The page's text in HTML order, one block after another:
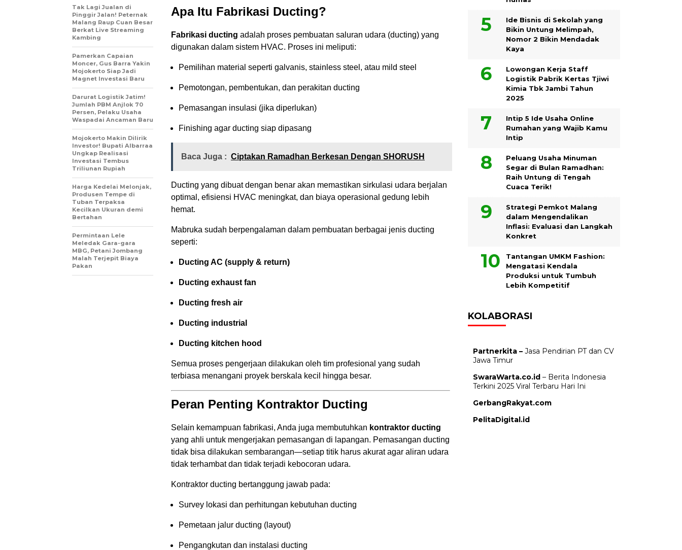
Apa Itu Fabrikasi Ducting?
Fabrikasi ducting adalah proses pembuatan saluran udara (ducting) yang
digunakan dalam sistem HVAC. Proses ini meliputi:
Pemilihan material seperti galvanis, stainless steel, atau mild steel
Pemotongan, pembentukan, dan perakitan ducting
Pemasangan insulasi (jika diperlukan)
Finishing agar ducting siap dipasang
Baca Juga : Ciptakan Ramadhan Berkesan Dengan SHORUSH
Ducting yang dibuat dengan benar akan memastikan sirkulasi udara berjalan
optimal, efisiensi HVAC meningkat, dan biaya operasional gedung lebih
hemat.
Mabruka sudah berpengalaman dalam pembuatan berbagai jenis ducting
seperti:
Ducting AC (supply & return)
Ducting exhaust fan
Ducting fresh air
Ducting industrial
Ducting kitchen hood
Semua proses pengerjaan dilakukan oleh tim profesional yang sudah
terbiasa menangani proyek berskala kecil hingga besar.
Peran Penting Kontraktor Ducting
Selain kemampuan fabrikasi, Anda juga membutuhkan kontraktor ducting
yang ahli untuk mengerjakan pemasangan di lapangan. Pemasangan ducting
tidak bisa dilakukan sembarangan—setiap titik harus akurat agar aliran udara
tidak terhambat dan tidak terjadi kebocoran udara.
Kontraktor ducting bertanggung jawab pada:
Survey lokasi dan perhitungan kebutuhan ducting
Pemetaan jalur ducting (layout)
Pengangkutan dan instalasi ducting
Tak Lagi Jualan di
Pinggir Jalan! Peternak
Malang Raup Cuan Besar
Berkat Live Streaming
Kambing
Pamerkan Capaian
Moncer, Gus Barra Yakin
Mojokerto Siap Jadi
Magnet Investasi Baru
Darurat Logistik Jatim!
Jumlah PBM Anjlok 70
Persen, Pelaku Usaha
Waspadai Ancaman Baru
Mojokerto Makin Dilirik
Investor! Bupati Albarraa
Ungkap Realisasi
Investasi Tembus
Triliunan Rupiah
Harga Kedelai Melonjak,
Produsen Tempe di
Tuban Terpaksa
Kecilkan Ukuran demi
Bertahan
Permintaan Lele
Meledak Gara-gara
MBG, Petani Jombang
Malah Terjepit Biaya
Pakan
Ide Bisnis di Sekolah yang
Bikin Untung Melimpah,
Nomor 2 Bikin Mendadak
Kaya
Lowongan Kerja Staff
Logistik Pabrik Kertas Tjiwi
Kimia Tbk Jambi Tahun
2025
Intip 5 Ide Usaha Online
Rumahan yang Wajib Kamu
Intip
Peluang Usaha Minuman
Segar di Bulan Ramadhan:
Raih Untung di Tengah
Cuaca Terik!
Strategi Pemkot Malang
dalam Mengendalikan
Inflasi: Evaluasi dan Langkah
Konkret
Tantangan UMKM Fashion:
Mengatasi Kendala
Produksi untuk Tumbuh
Lebih Kompetitif
KOLABORASI
Partnerkita – Jasa Pendirian PT dan CV
Jawa Timur
SwaraWarta.co.id – Berita Indonesia
Terkini 2025 Viral Terbaru Hari Ini
GerbangRakyat.com
PelitaDigital.id